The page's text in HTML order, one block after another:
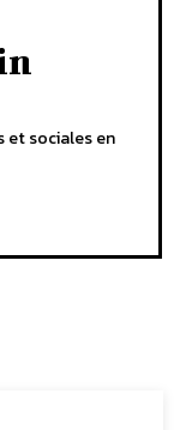
et sociales en